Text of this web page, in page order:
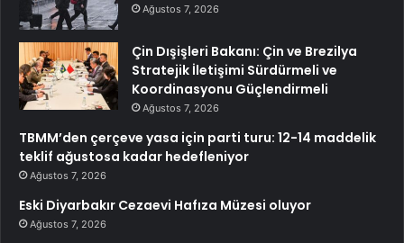
Ağustos 7, 2026
Çin Dışişleri Bakanı: Çin ve Brezilya
Stratejik İletişimi Sürdürmeli ve
Koordinasyonu Güçlendirmeli
Ağustos 7, 2026
TBMM’den çerçeve yasa için parti turu: 12-14 maddelik
teklif ağustosa kadar hedefleniyor
Ağustos 7, 2026
Eski Diyarbakır Cezaevi Hafıza Müzesi oluyor
Ağustos 7, 2026